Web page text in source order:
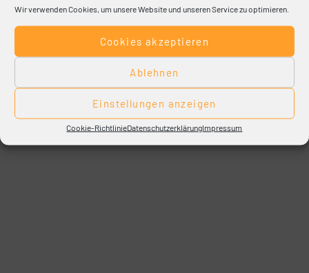
Wir verwenden Cookies, um unsere Website und unseren Service zu optimieren.
Cookies akzeptieren
Ablehnen
Einstellungen anzeigen
Cookie-RichtlinieDatenschutzerklärungImpressum
Ihre SIGNAL IDUNA vor Ort.
31, 33098 Paderborn, Tel.: (05251) 17 40-0, E-Mail:
gs.paderborn@signal-iduna.de